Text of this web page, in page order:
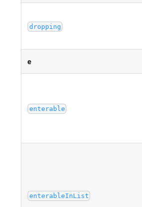
dropping
e
enterable
enterableInList